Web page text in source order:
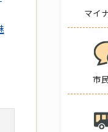
マイ
市